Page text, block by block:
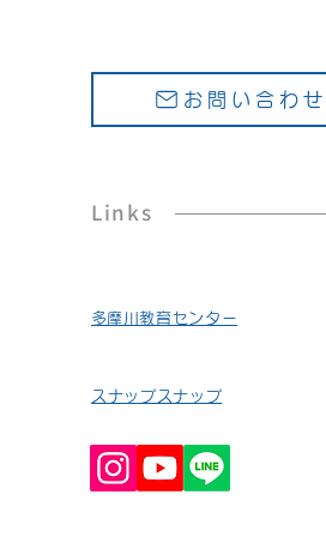
お問い合わせ
Links
​多摩川教育センター
スナップスナップ